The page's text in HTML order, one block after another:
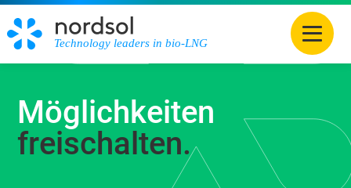
Technology leaders in bio-LNG
Möglichkeiten
freischalten.